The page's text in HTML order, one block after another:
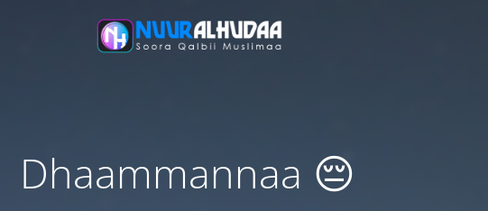
Dhaammannaa 😔